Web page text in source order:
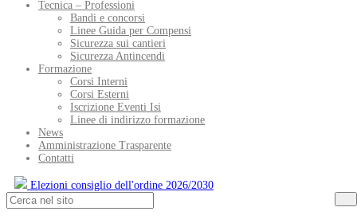
Tecnica – Professioni
Bandi e concorsi
Linee Guida per Compensi
Sicurezza sui cantieri
Sicurezza Antincendi
Formazione
Corsi Interni
Corsi Esterni
Iscrizione Eventi Isi
Linee di indirizzo formazione
News
Amministrazione Trasparente
Contatti
Elezioni consiglio dell'ordine 2026/2030